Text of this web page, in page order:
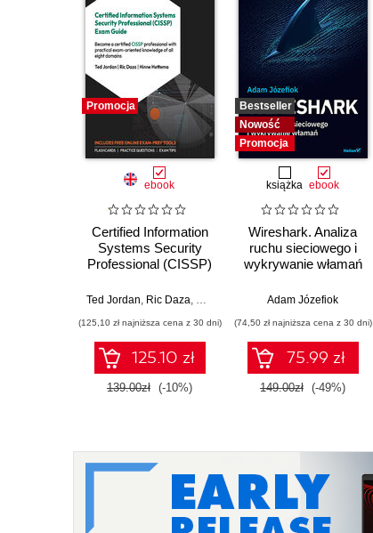
Promocja
ebook
Certified Information
Systems Security
Professional (CISSP)
CISSP with hands-on
practical coverage of
all eight exam
domains
Ted Jordan, Ric Daza, Hinne Hettema
(125,10 zł najniższa cena z 30 dni)
125.10 zł
139.00zł (-10%)
Bestseller
Nowość
Promocja
książka ebook
Wireshark. Analiza
ruchu sieciowego i
wykrywanie włamań
Adam Józefiok
(74,50 zł najniższa cena z 30 dni)
75.99 zł
149.00zł (-49%)